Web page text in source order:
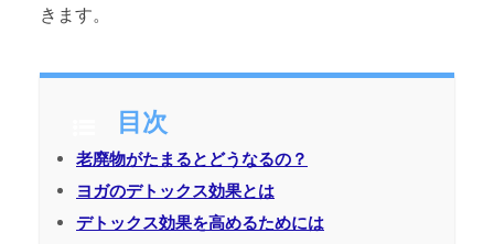
きます。
目次
老廃物がたまるとどうなるの？
ヨガのデトックス効果とは
デトックス効果を高めるためには